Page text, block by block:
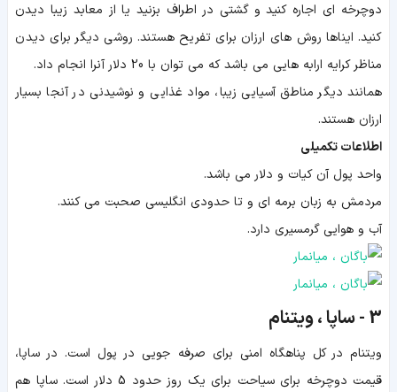
دوچرخه ای اجاره کنید و گشتی در اطراف بزنید یا از معابد زیبا دیدن
کنید. ایناها روش های ارزان برای تفریح هستند. روشی دیگر برای دیدن
مناظر کرایه ارابه هایی می باشد که می توان با 20 دلار آنرا انجام داد.
همانند دیگر مناطق آسیایی زیبا، مواد غذایی و نوشیدنی در آنجا بسیار
ارزان هستند.
اطلاعات تکمیلی
واحد پول آن کیات و دلار می باشد.
مردمش به زبان برمه ای و تا حدودی انگلیسی صحبت می کنند.
آب و هوایی گرمسیری دارد.
3 - ساپا ، ویتنام
ویتنام در کل پناهگاه امنی برای صرفه جویی در پول است. در ساپا،
قیمت دوچرخه برای سیاحت برای یک روز حدود 5 دلار است. ساپا هم